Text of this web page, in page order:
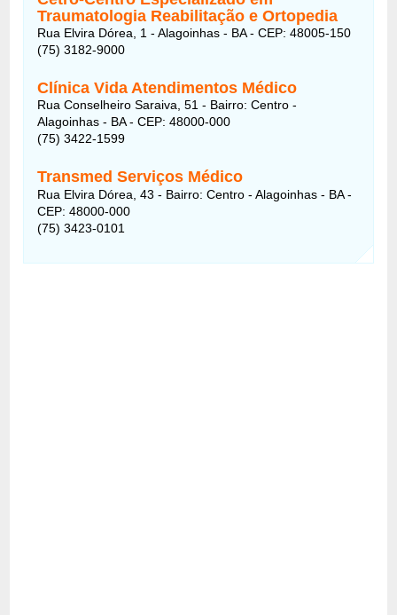
Traumatologia Reabilitação e Ortopedia
Rua Elvira Dórea, 1 - Alagoinhas - BA - CEP: 48005-150
(75) 3182-9000
Clínica Vida Atendimentos Médico
Rua Conselheiro Saraiva, 51 - Bairro: Centro -
Alagoinhas - BA - CEP: 48000-000
(75) 3422-1599
Transmed Serviços Médico
Rua Elvira Dórea, 43 - Bairro: Centro - Alagoinhas - BA -
CEP: 48000-000
(75) 3423-0101